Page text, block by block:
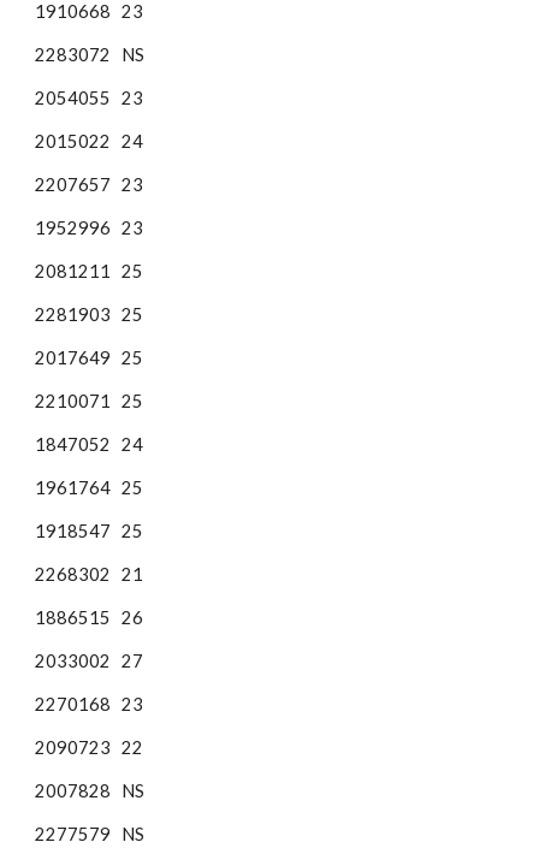
1910668 23
2283072 NS
2054055 23
2015022 24
2207657 23
1952996 23
2081211 25
2281903 25
2017649 25
2210071 25
1847052 24
1961764 25
1918547 25
2268302 21
1886515 26
2033002 27
2270168 23
2090723 22
2007828 NS
2277579 NS